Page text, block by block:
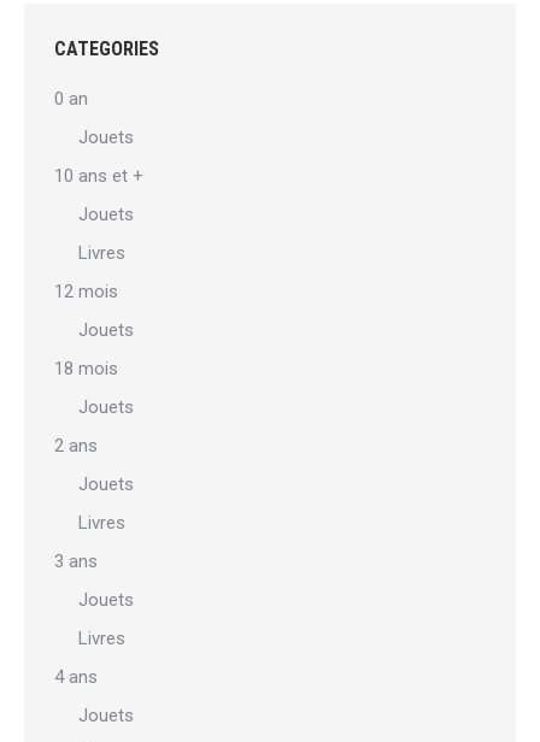
CATEGORIES
0 an
Jouets
10 ans et +
Jouets
Livres
12 mois
Jouets
18 mois
Jouets
2 ans
Jouets
Livres
3 ans
Jouets
Livres
4 ans
Jouets